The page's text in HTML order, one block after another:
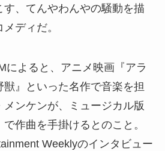
す、てんやわんやの騒動を描
ディだ。
によると、アニメ映画『アラ
獣』といった名作で音楽を担
ンケンが、ミュージカル版
で作曲を手掛けるとのこと。
Weeklyのインタビュー